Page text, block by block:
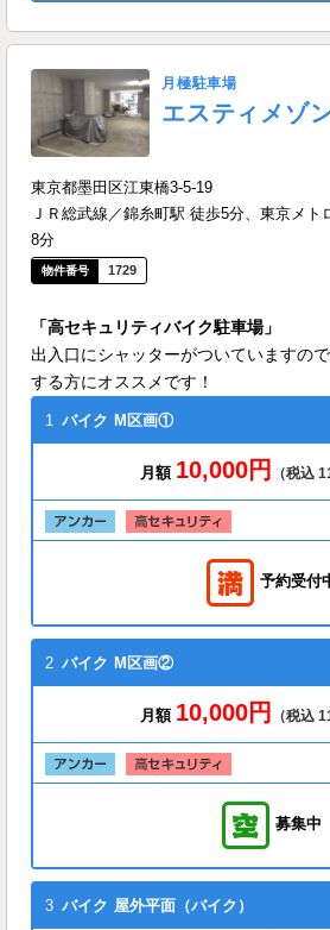
月極駐車場
エスティメゾ
東京都墨田区江東橋3-5-19
ＪＲ総武線／錦糸町駅 徒歩5分、東京メ
8分
1729
「高セキュリティバイク駐車場」
出入口にシャッターがついていますの
する方にオススメです！
1 バイク M区画①
月額 10,000円 （税込
予約受付
2 バイク M区画②
月額 10,000円 （税込
募集中
3 バイク 屋外平面（バイク）